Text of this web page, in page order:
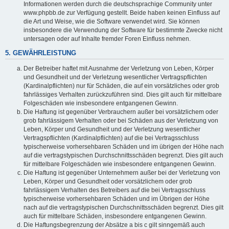
Informationen werden durch die deutschsprachige Community unter
www.phpbb.de zur Verfügung gestellt. Beide haben keinen Einfluss auf
die Art und Weise, wie die Software verwendet wird. Sie können
insbesondere die Verwendung der Software für bestimmte Zwecke nicht
untersagen oder auf Inhalte fremder Foren Einfluss nehmen.
5. GEWÄHRLEISTUNG
Der Betreiber haftet mit Ausnahme der Verletzung von Leben, Körper
und Gesundheit und der Verletzung wesentlicher Vertragspflichten
(Kardinalpflichten) nur für Schäden, die auf ein vorsätzliches oder grob
fahrlässiges Verhalten zurückzuführen sind. Dies gilt auch für mittelbare
Folgeschäden wie insbesondere entgangenen Gewinn.
Die Haftung ist gegenüber Verbrauchern außer bei vorsätzlichem oder
grob fahrlässigem Verhalten oder bei Schäden aus der Verletzung von
Leben, Körper und Gesundheit und der Verletzung wesentlicher
Vertragspflichten (Kardinalpflichten) auf die bei Vertragsschluss
typischerweise vorhersehbaren Schäden und im übrigen der Höhe nach
auf die vertragstypischen Durchschnittsschäden begrenzt. Dies gilt auch
für mittelbare Folgeschäden wie insbesondere entgangenen Gewinn.
Die Haftung ist gegenüber Unternehmern außer bei der Verletzung von
Leben, Körper und Gesundheit oder vorsätzlichem oder grob
fahrlässigem Verhalten des Betreibers auf die bei Vertragsschluss
typischerweise vorhersehbaren Schäden und im Übrigen der Höhe
nach auf die vertragstypischen Durchschnittsschäden begrenzt. Dies gilt
auch für mittelbare Schäden, insbesondere entgangenen Gewinn.
Die Haftungsbegrenzung der Absätze a bis c gilt sinngemäß auch